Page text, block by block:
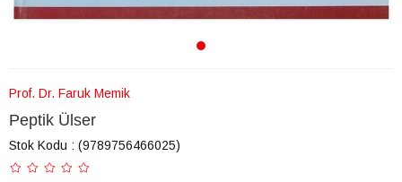
Prof. Dr. Faruk Memik
Peptik Ülser
Stok Kodu (9789756466025)